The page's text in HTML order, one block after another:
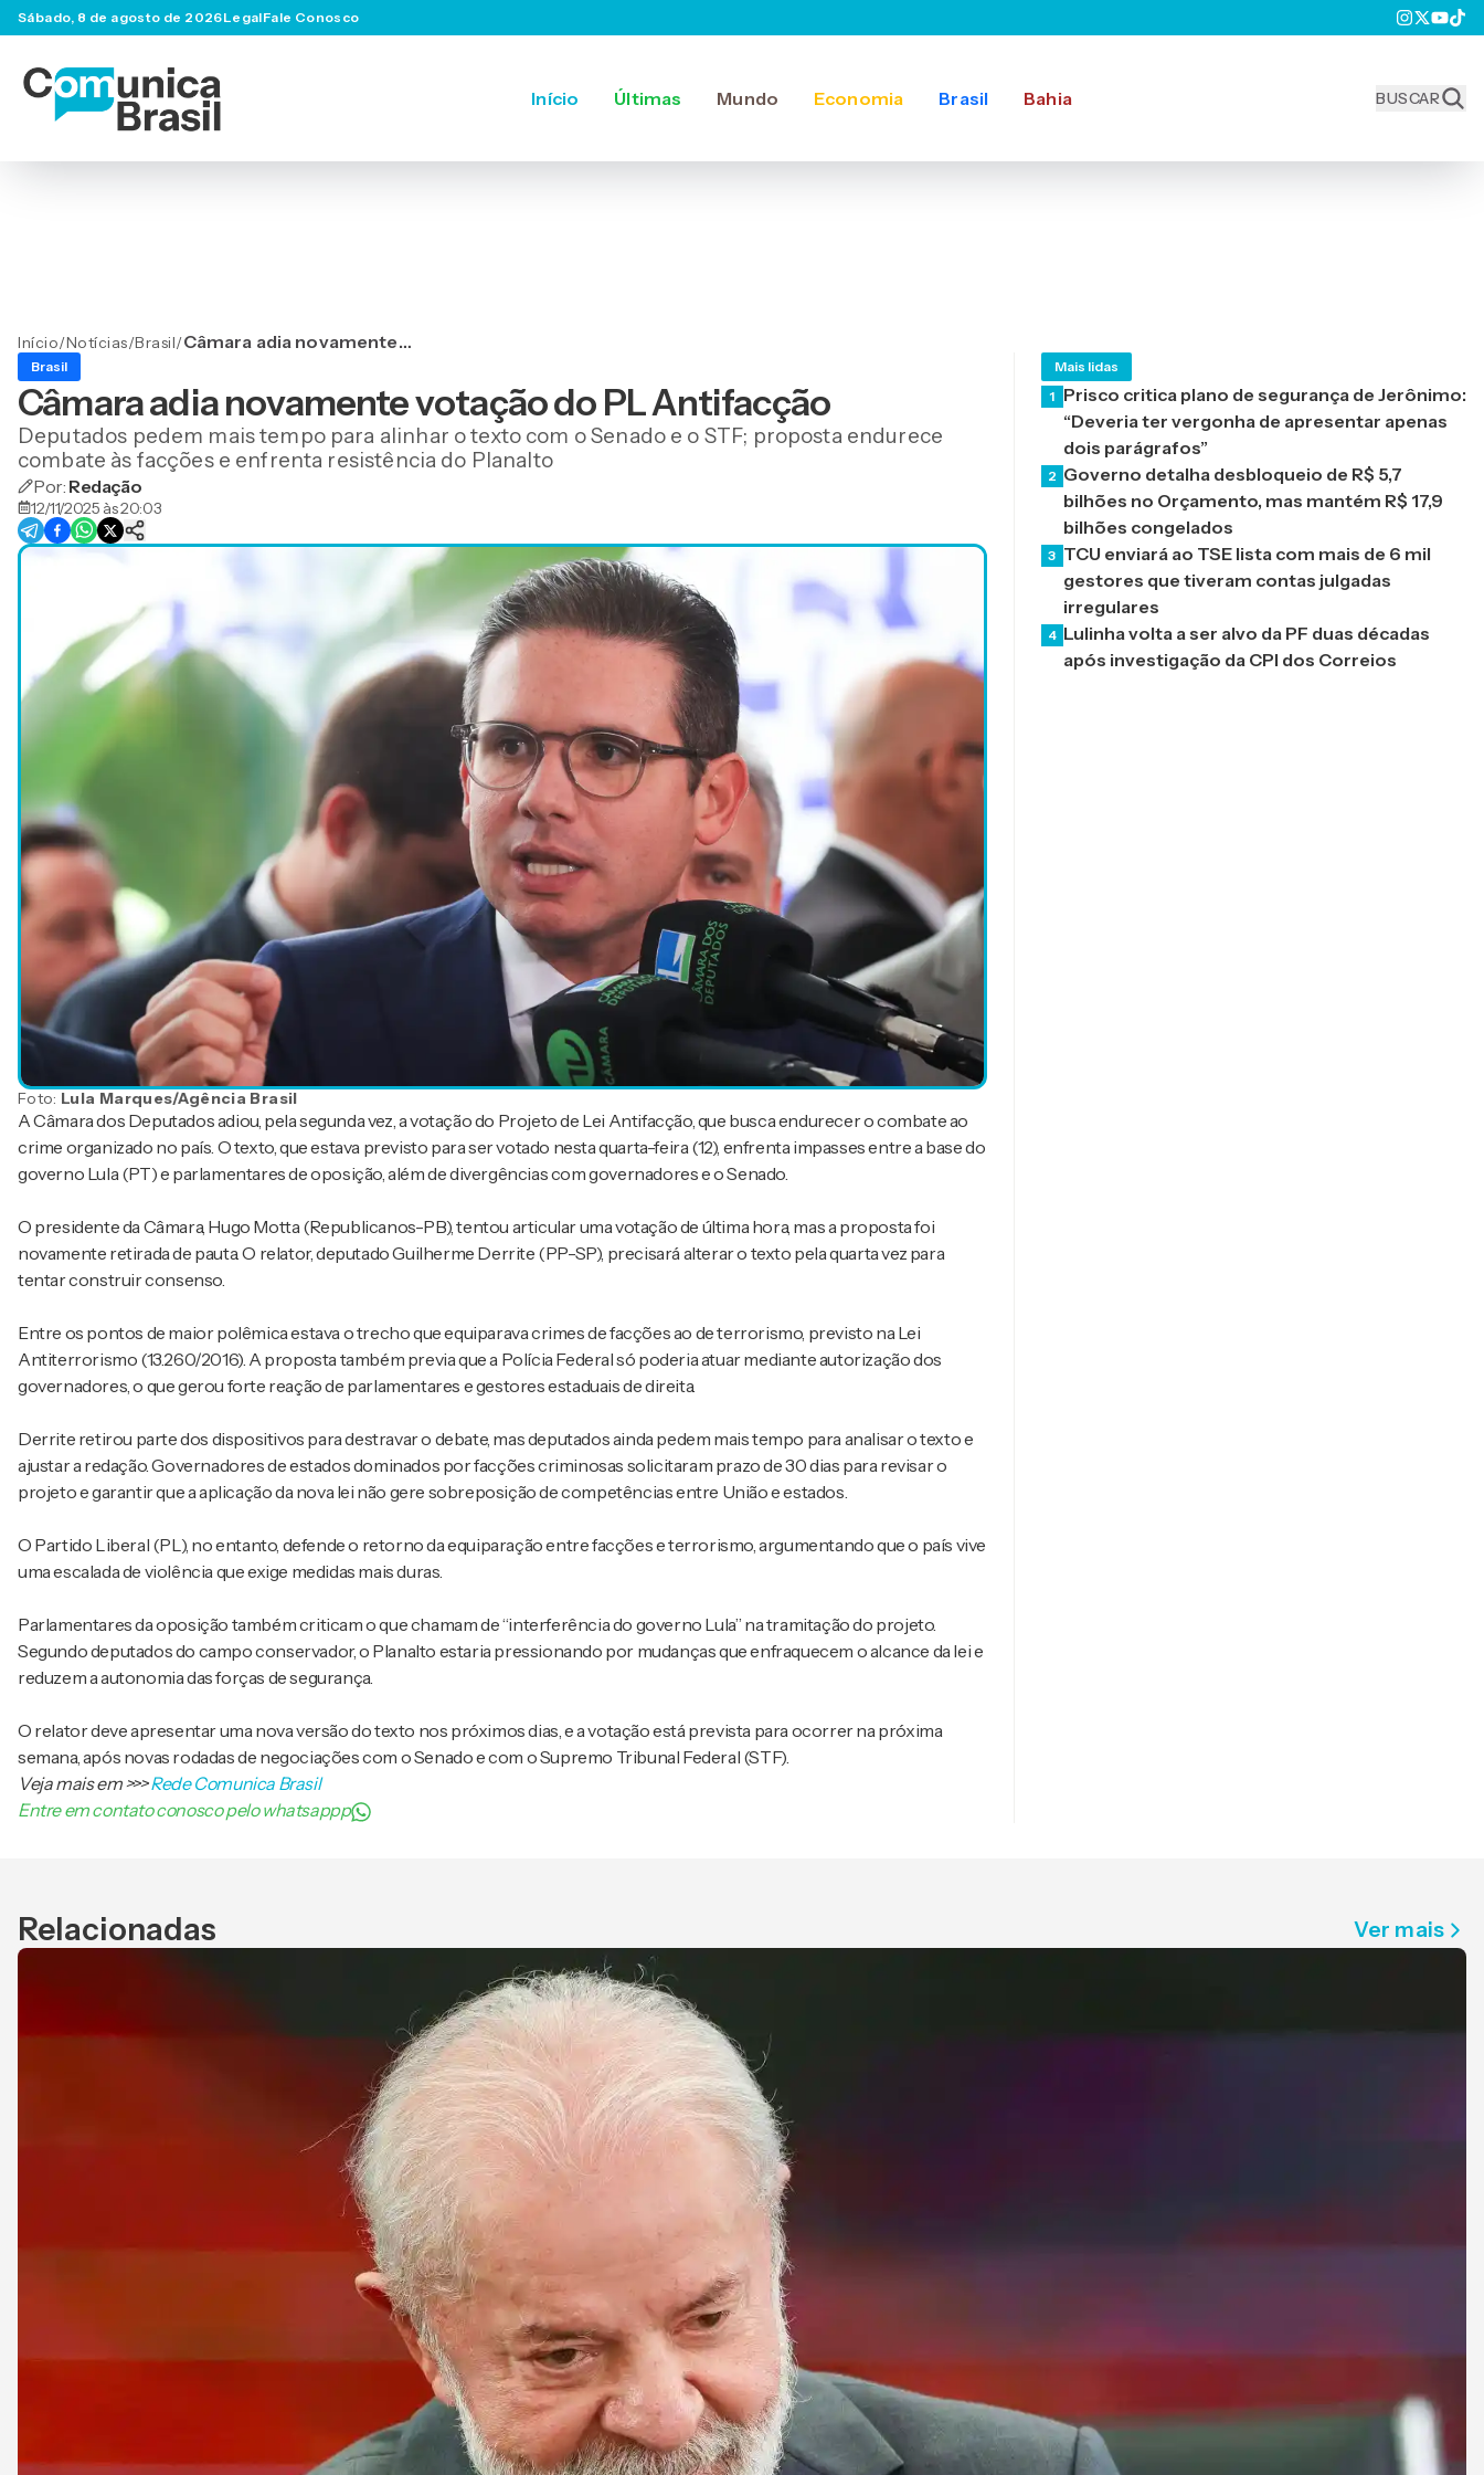
Sábado, 8 de agosto de 2026LegalFale Conosco
Início Últimas Mundo Economia Brasil Bahia BUSCAR
Início/Notícias/Brasil/Câmara adia novamente
Brasil
Câmara adia novamente votação do PL Antifacção
Deputados pedem mais tempo para alinhar o texto com o Senado e o STF; proposta endurece
combate às facções e enfrenta resistência do Planalto
Por: Redação
12/11/2025 às 20:03
Foto: Lula Marques/Agência Brasil
A Câmara dos Deputados adiou, pela segunda vez, a votação do Projeto de Lei Antifacção, que busca endurecer o combate ao
crime organizado no país. O texto, que estava previsto para ser votado nesta quarta-feira (12), enfrenta impasses entre a base do
governo Lula (PT) e parlamentares de oposição, além de divergências com governadores e o Senado.
O presidente da Câmara, Hugo Motta (Republicanos-PB), tentou articular uma votação de última hora, mas a proposta foi
novamente retirada de pauta. O relator, deputado Guilherme Derrite (PP-SP), precisará alterar o texto pela quarta vez para
tentar construir consenso.
Entre os pontos de maior polêmica estava o trecho que equiparava crimes de facções ao de terrorismo, previsto na Lei
Antiterrorismo (13.260/2016). A proposta também previa que a Polícia Federal só poderia atuar mediante autorização dos
governadores, o que gerou forte reação de parlamentares e gestores estaduais de direita.
Derrite retirou parte dos dispositivos para destravar o debate, mas deputados ainda pedem mais tempo para analisar o texto e
ajustar a redação. Governadores de estados dominados por facções criminosas solicitaram prazo de 30 dias para revisar o
projeto e garantir que a aplicação da nova lei não gere sobreposição de competências entre União e estados.
O Partido Liberal (PL), no entanto, defende o retorno da equiparação entre facções e terrorismo, argumentando que o país vive
uma escalada de violência que exige medidas mais duras.
Parlamentares da oposição também criticam o que chamam de “interferência do governo Lula” na tramitação do projeto.
Segundo deputados do campo conservador, o Planalto estaria pressionando por mudanças que enfraquecem o alcance da lei e
reduzem a autonomia das forças de segurança.
O relator deve apresentar uma nova versão do texto nos próximos dias, e a votação está prevista para ocorrer na próxima
semana, após novas rodadas de negociações com o Senado e com o Supremo Tribunal Federal (STF).
Veja mais em>>>Rede Comunica Brasil
Entre em contato conosco pelo whatsappp
Mais lidas
1 Prisco critica plano de segurança de Jerônimo:
“Deveria ter vergonha de apresentar apenas
dois parágrafos”
2 Governo detalha desbloqueio de R$ 5,7
bilhões no Orçamento, mas mantém R$ 17,9
bilhões congelados
3 TCU enviará ao TSE lista com mais de 6 mil
gestores que tiveram contas julgadas
irregulares
4 Lulinha volta a ser alvo da PF duas décadas
após investigação da CPI dos Correios
Relacionadas Ver mais